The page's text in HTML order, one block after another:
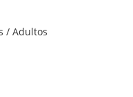
/ Adultos